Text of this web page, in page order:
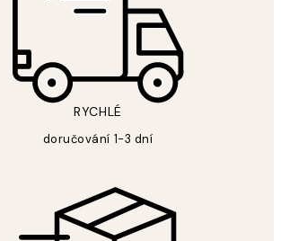
RYCHLÉ
doručování 1-3 dní